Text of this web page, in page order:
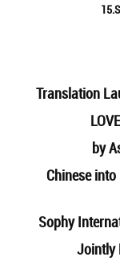
Translation
by
Chinese
Sophy
Jointly